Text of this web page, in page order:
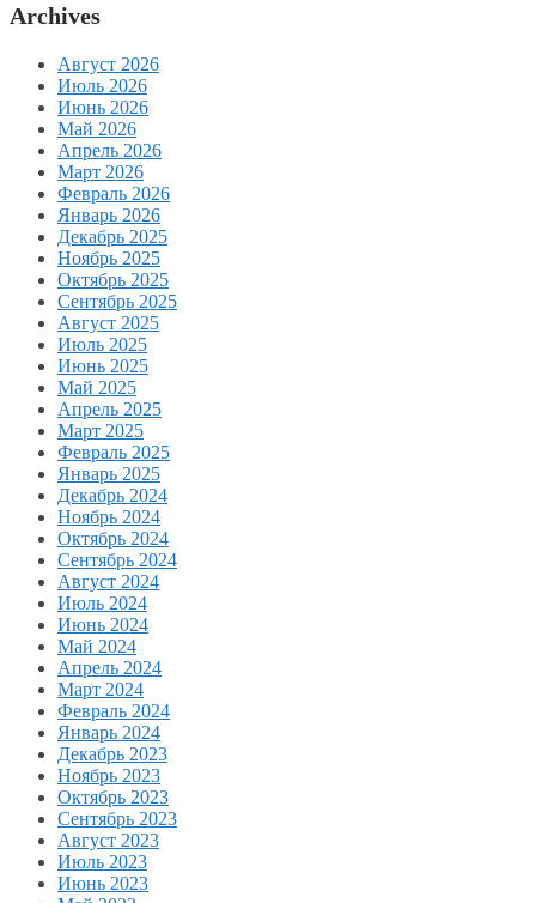
Archives
Август 2026
Июль 2026
Июнь 2026
Май 2026
Апрель 2026
Март 2026
Февраль 2026
Январь 2026
Декабрь 2025
Ноябрь 2025
Октябрь 2025
Сентябрь 2025
Август 2025
Июль 2025
Июнь 2025
Май 2025
Апрель 2025
Март 2025
Февраль 2025
Январь 2025
Декабрь 2024
Ноябрь 2024
Октябрь 2024
Сентябрь 2024
Август 2024
Июль 2024
Июнь 2024
Май 2024
Апрель 2024
Март 2024
Февраль 2024
Январь 2024
Декабрь 2023
Ноябрь 2023
Октябрь 2023
Сентябрь 2023
Август 2023
Июль 2023
Июнь 2023